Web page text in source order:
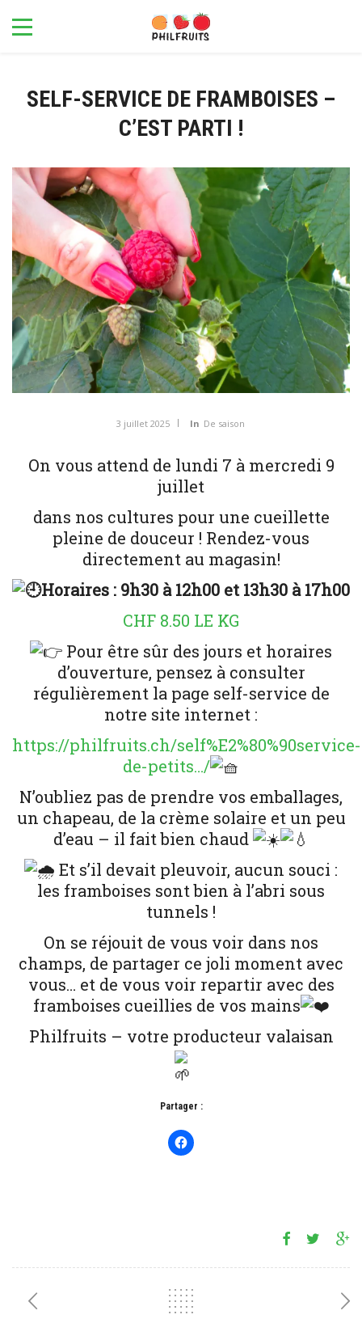
SELF-SERVICE DE FRAMBOISES –
C’EST PARTI !
3 juillet 2025 In De saison
On vous attend de lundi 7 à mercredi 9
juillet
dans nos cultures pour une cueillette
pleine de douceur ! Rendez-vous
directement au magasin!
Horaires : 9h30 à 12h00 et 13h30 à 17h00
CHF 8.50 LE KG
Pour être sûr des jours et horaires
d’ouverture, pensez à consulter
régulièrement la page self-service de
notre site internet :
https://philfruits.ch/self%E2%80%90service-
de-petits…/
N’oubliez pas de prendre vos emballages,
un chapeau, de la crème solaire et un peu
d’eau – il fait bien chaud
Et s’il devait pleuvoir, aucun souci :
les framboises sont bien à l’abri sous
tunnels !
On se réjouit de vous voir dans nos
champs, de partager ce joli moment avec
vous… et de vous voir repartir avec des
framboises cueillies de vos mains
Philfruits – votre producteur valaisan
Partager :